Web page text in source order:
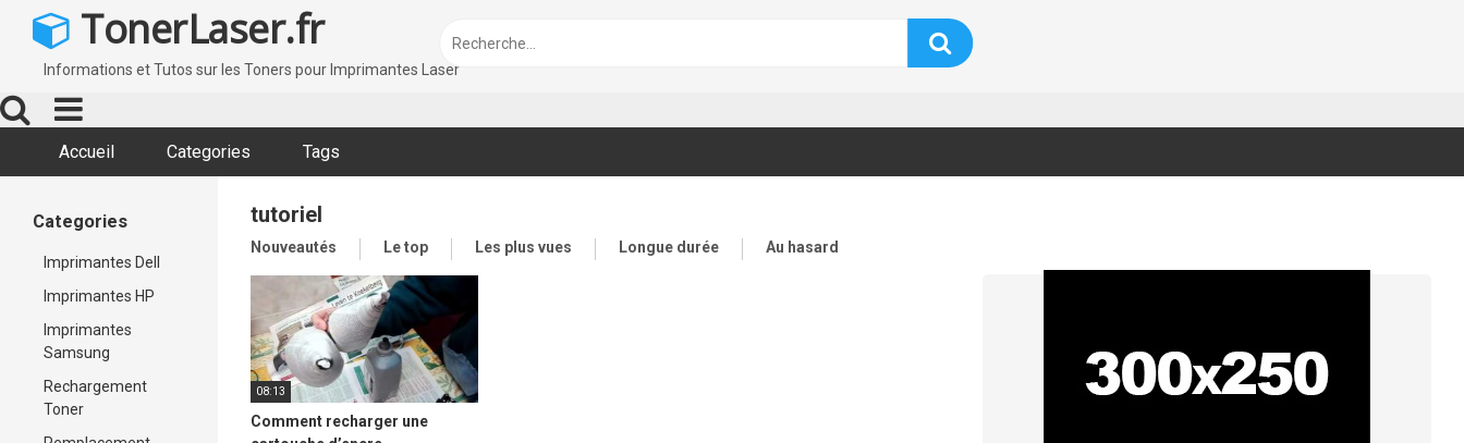
TonerLaser.fr
Informations et Tutos sur les Toners pour Imprimantes Laser
Accueil Categories Tags
Categories
Imprimantes Dell
Imprimantes HP
Imprimantes
Samsung
Rechargement
Toner
tutoriel
Nouveautés Le top Les plus vues Longue durée Au hasard
08:13
Comment recharger une